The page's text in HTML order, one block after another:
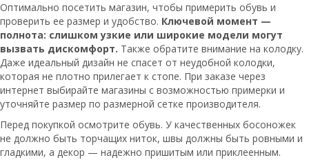
Оптимально посетить магазин, чтобы примерить обувь и
проверить ее размер и удобство. Ключевой момент —
полнота: слишком узкие или широкие модели могут
вызвать дискомфорт. Также обратите внимание на колодку.
Даже идеальный дизайн не спасет от неудобной колодки,
которая не плотно прилегает к стопе. При заказе через
интернет выбирайте магазины с возможностью примерки и
уточняйте размер по размерной сетке производителя.
Перед покупкой осмотрите обувь. У качественных босоножек
не должно быть торчащих ниток, швы должны быть ровными и
гладкими, а декор — надежно пришитым или приклеенным.